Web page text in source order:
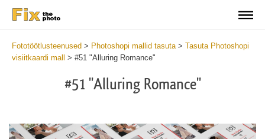
Fototöötlusteenused > Photoshopi mallid tasuta> Tasuta Photoshopi
visiitkaardi mall > #51 "Alluring Romance"
#51 "Alluring Romance"